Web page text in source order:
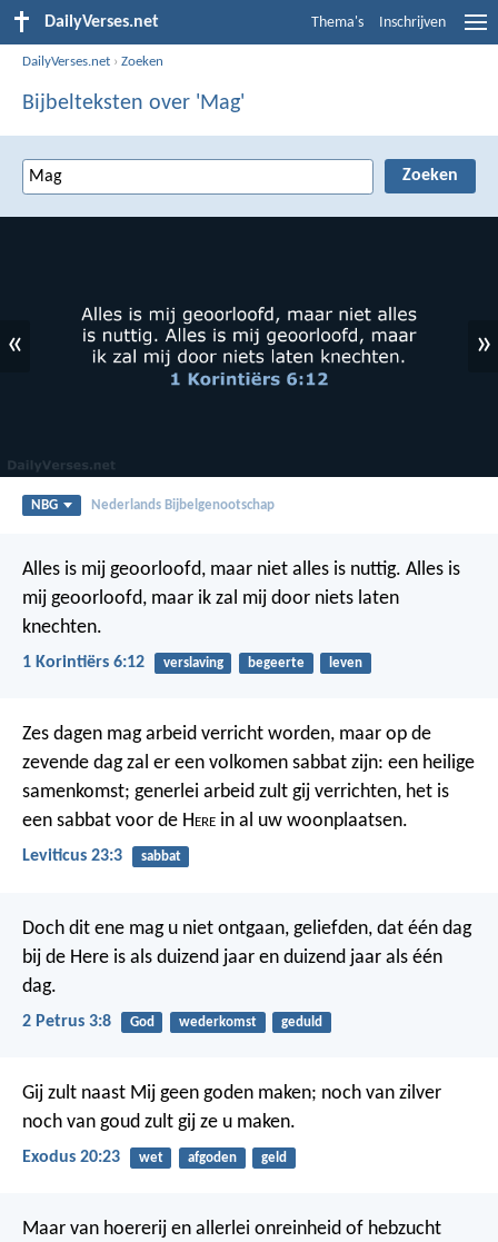
DailyVerses.net Thema's Inschrijven
DailyVerses.net ›Zoeken
Bijbelteksten over 'Mag'
« »
NBG Nederlands Bijbelgenootschap
Alles is mij geoorloofd, maar niet alles is nuttig. Alles is
mij geoorloofd, maar ik zal mij door niets laten
knechten.
1 Korintiërs 6:12 verslaving begeerte leven
Zes dagen mag arbeid verricht worden, maar op de
zevende dag zal er een volkomen sabbat zijn: een heilige
samenkomst; generlei arbeid zult gij verrichten, het is
een sabbat voor de Here in al uw woonplaatsen.
Leviticus 23:3 sabbat
Doch dit ene mag u niet ontgaan, geliefden, dat één dag
bij de Here is als duizend jaar en duizend jaar als één
dag.
2 Petrus 3:8 God wederkomst geduld
Gij zult naast Mij geen goden maken; noch van zilver
noch van goud zult gij ze u maken.
Exodus 20:23 wet afgoden geld
Maar van hoererij en allerlei onreinheid of hebzucht